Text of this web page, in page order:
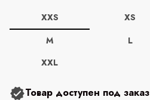
XXS XS
M
L
XXL
Товар доступен под заказ